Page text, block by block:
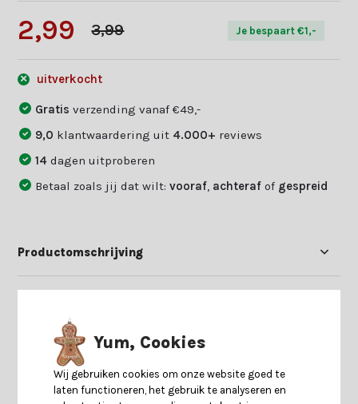
2,99 3,99 Je bespaart €1,-
uitverkocht
Gratisverzending vanaf €49,-
9,0 klantwaardering uit 4.000+ reviews
14dagen uitproberen
Betaal zoals jij dat wilt:vooraf achteraf of gespreid
Productomschrijving
Reviews Yum, Cookies
Wij gebruiken cookies om onze website goed te
laten functioneren, het gebruik te analyseren en